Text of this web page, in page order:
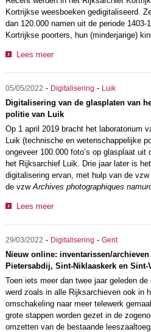
Kortrijkse weesboeken gedigitaliseerd.
dan 120.000 namen uit de periode
Kortrijkse poorters, hun (minderjarige)
Lees meer
05/05/2022 - Digitalisering - Luik
Digitalisering van de glasplaten van
politie van Luik
Op 1 april 2019 bracht het laboratorium
Luik (technische en wetenschappelijke
ongeveer 100.000 foto’s op glasplaat uit
het Rijksarchief Luik. Drie jaar later is
digitalisering ervan, met hulp van de
de vzw Archives photographiques
Lees meer
29/03/2022 - Digitalisering - Gent
Nieuw online: inventarissen/
Pietersabdij, Sint-Niklaaskerk en Sint-
Toen iets meer dan twee jaar geleden
werd zoals in alle Rijksarchieven ook in
omschakeling naar meer telewerk
grote stappen worden gezet in de
omzetten van de bestaande